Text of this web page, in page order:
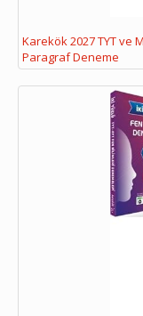
Karekök 2027 TYT ve
Paragraf Deneme